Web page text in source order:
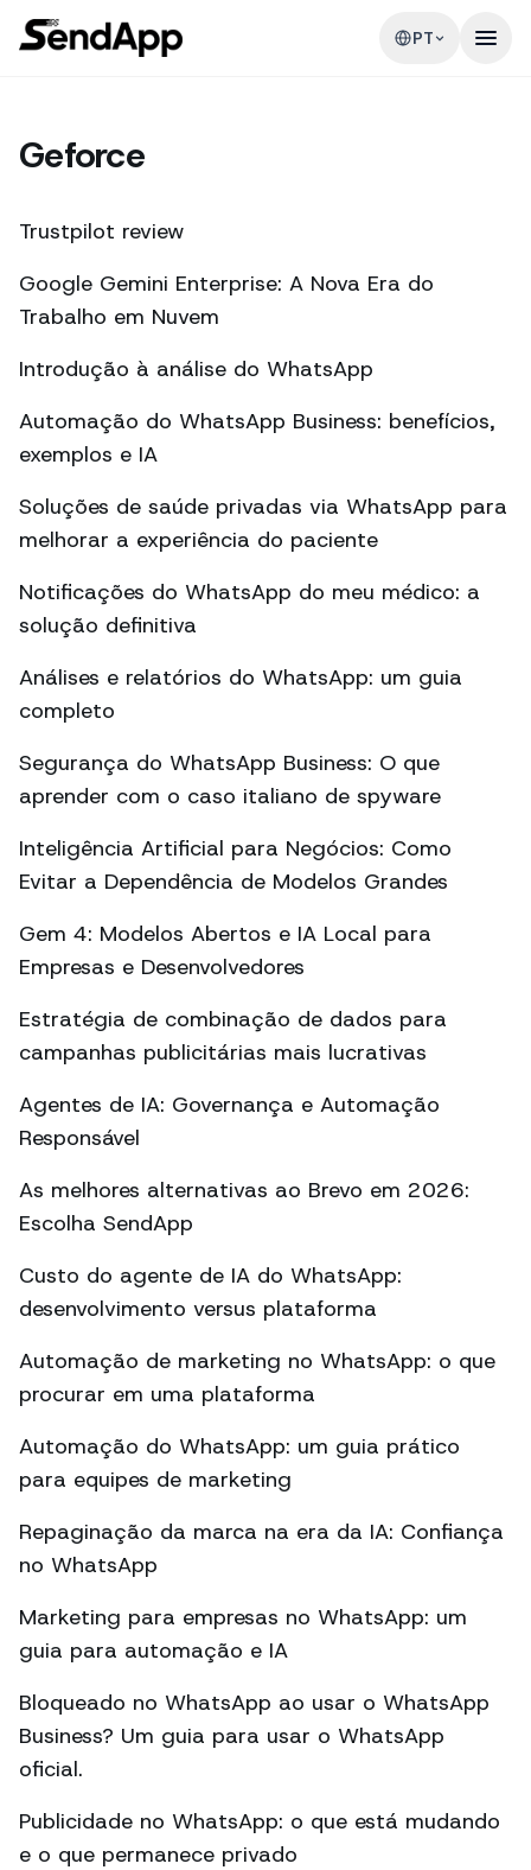
PT
Geforce
Trustpilot review
Google Gemini Enterprise: A Nova Era do
Trabalho em Nuvem
Introdução à análise do WhatsApp
Automação do WhatsApp Business: benefícios,
exemplos e IA
Soluções de saúde privadas via WhatsApp para
melhorar a experiência do paciente
Notificações do WhatsApp do meu médico: a
solução definitiva
Análises e relatórios do WhatsApp: um guia
completo
Segurança do WhatsApp Business: O que
aprender com o caso italiano de spyware
Inteligência Artificial para Negócios: Como
Evitar a Dependência de Modelos Grandes
Gem 4: Modelos Abertos e IA Local para
Empresas e Desenvolvedores
Estratégia de combinação de dados para
campanhas publicitárias mais lucrativas
Agentes de IA: Governança e Automação
Responsável
As melhores alternativas ao Brevo em 2026:
Escolha SendApp
Custo do agente de IA do WhatsApp:
desenvolvimento versus plataforma
Automação de marketing no WhatsApp: o que
procurar em uma plataforma
Automação do WhatsApp: um guia prático
para equipes de marketing
Repaginação da marca na era da IA: Confiança
no WhatsApp
Marketing para empresas no WhatsApp: um
guia para automação e IA
Bloqueado no WhatsApp ao usar o WhatsApp
Business? Um guia para usar o WhatsApp
oficial.
Publicidade no WhatsApp: o que está mudando
e o que permanece privado